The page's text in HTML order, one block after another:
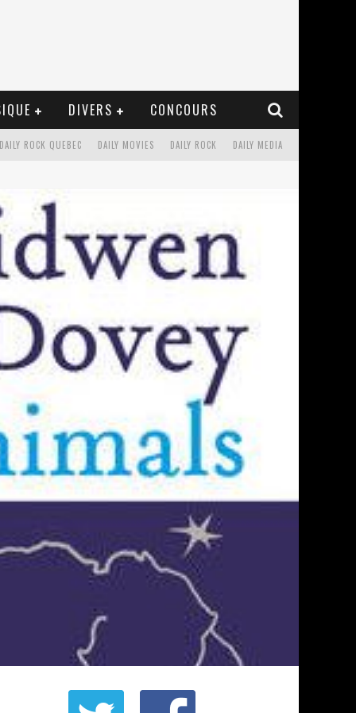
DIVERS CONCOURS
DAILY MEDIA
DAILY ROCK
DAILY MOVIES
DAILY ROCK QUEBEC